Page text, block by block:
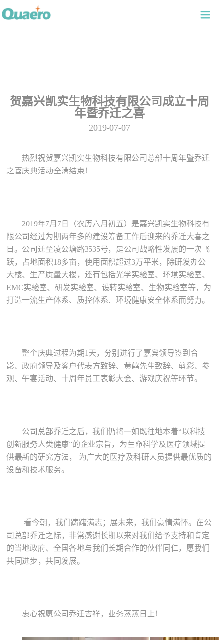
贺嘉兴凯实生物科技有限公司成立十周
年暨乔迁之喜
2019-07-07
热烈祝贺嘉兴凯实生物科技有限公司总部十周年暨乔迁
之喜庆典活动全满结束！
2019年7月7日（农历六月初五）是嘉兴凯实生物科技有
限公司经过为期两年多的建设筹备工作后迎来的乔迁大喜之
日。公司迁至凌公塘路3535号，是公司战略性发展的一次飞
跃，占地面积18多亩，使用面积超过3万平米，除研发办公
大楼、生产质量大楼，还有包括光学实验室、环境实验室、
EMC实验室、研发实验室、设转实验室、生物实验室等，为
打造一流生产体系、质控体系、环境健康安全体系而努力。
整个庆典过程为期1天，分别进行了嘉宾领导签到合
影、政府领导及客户代表方致辞、黄鹤先生致辞、剪彩、参
观、午宴活动、十周年员工表彰大会、游戏庆祝等环节。
公司总部乔迁之后，我们仍将一如既往地本着“以科技
创新服务人类健康”的企业宗旨，为生命科学及医疗领域提
供最新的研究方法， 为广大的医疗及科研人员提供最优质的
设备和技术服务。
看今朝，我们踌躇满志；展未来，我们豪情满怀。在公
司总部乔迁之际，非常感谢长期以来对我们给予支持和肯定
的当地政府、全国各地与我们长期合作的伙伴同仁，愿我们
共同进步，共同发展。
衷心祝愿公司乔迁吉祥，业务蒸蒸日上！